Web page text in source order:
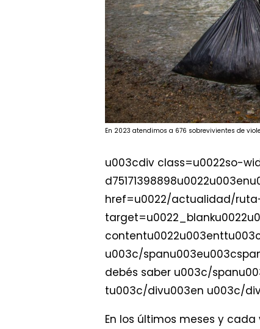
En 2023 atendimos a 676 sobrevivientes de
u003cdiv class=u0022so-
href=u0022/actualidad/
u003c/
debés saber u003c/
tu003c/divu003en u003c/
En los últimos meses y